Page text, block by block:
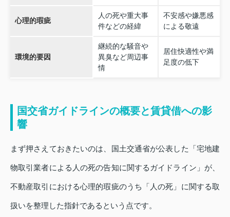
心理的瑕疵
人の死や重大事
件などの経緯
不安感や嫌悪感
による敬遠
環境的要因
継続的な騒音や
異臭など周辺事
情
居住快適性や満
足度の低下
国交省ガイドラインの概要と賃貸借への影
響
まず押さえておきたいのは、国土交通省が公表した「宅地建
物取引業者による人の死の告知に関するガイドライン」が、
不動産取引における心理的瑕疵のうち「人の死」に関する取
扱いを整理した指針であるという点です。